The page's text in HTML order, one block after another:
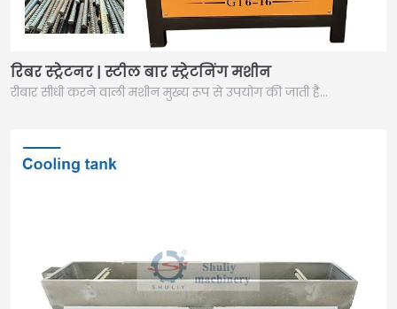
रिबर स्ट्रेटनर | स्टील बार स्ट्रेटनिंग मशीन
रीबार सीधी करने वाली मशीन मुख्य रूप से उपयोग की जाती है…